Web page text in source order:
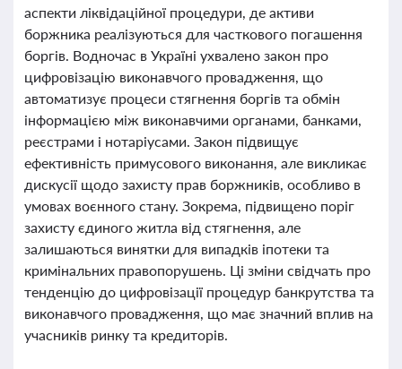
аспекти ліквідаційної процедури, де активи
боржника реалізуються для часткового погашення
боргів. Водночас в Україні ухвалено закон про
цифровізацію виконавчого провадження, що
автоматизує процеси стягнення боргів та обмін
інформацією між виконавчими органами, банками,
реєстрами і нотаріусами. Закон підвищує
ефективність примусового виконання, але викликає
дискусії щодо захисту прав боржників, особливо в
умовах воєнного стану. Зокрема, підвищено поріг
захисту єдиного житла від стягнення, але
залишаються винятки для випадків іпотеки та
кримінальних правопорушень. Ці зміни свідчать про
тенденцію до цифровізації процедур банкрутства та
виконавчого провадження, що має значний вплив на
учасників ринку та кредиторів.